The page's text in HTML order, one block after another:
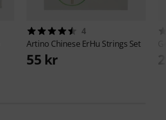
4
Artino Chinese ErHu Strings Set
55 kr